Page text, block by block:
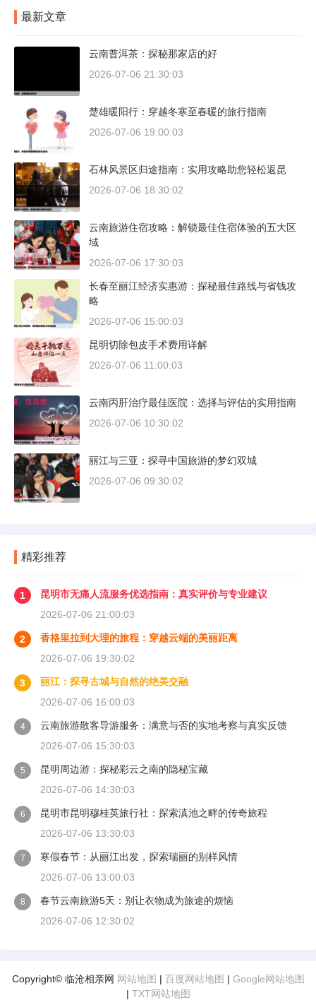
最新文章
云南普洱茶：探秘那家店的好
2026-07-06 21:30:03
楚雄暖阳行：穿越冬寒至春暖的旅行指南
2026-07-06 19:00:03
石林风景区归途指南：实用攻略助您轻松返昆
2026-07-06 18:30:02
云南旅游住宿攻略：解锁最佳住宿体验的五大区
域
2026-07-06 17:30:03
长春至丽江经济实惠游：探秘最佳路线与省钱攻
略
2026-07-06 15:00:03
昆明切除包皮手术费用详解
2026-07-06 11:00:03
云南丙肝治疗最佳医院：选择与评估的实用指南
2026-07-06 10:30:02
丽江与三亚：探寻中国旅游的梦幻双城
2026-07-06 09:30:02
精彩推荐
1
昆明市无痛人流服务优选指南：真实评价与专业建议
2026-07-06 21:00:03
2
香格里拉到大理的旅程：穿越云端的美丽距离
2026-07-06 19:30:02
3
丽江：探寻古城与自然的绝美交融
2026-07-06 16:00:03
4
云南旅游散客导游服务：满意与否的实地考察与真实反馈
2026-07-06 15:30:03
5
昆明周边游：探秘彩云之南的隐秘宝藏
2026-07-06 14:30:03
6
昆明市昆明穆桂英旅行社：探索滇池之畔的传奇旅程
2026-07-06 13:30:03
7
寒假春节：从丽江出发，探索瑞丽的别样风情
2026-07-06 13:00:03
8
春节云南旅游5天：别让衣物成为旅途的烦恼
2026-07-06 12:30:02
Copyright© 临沧相亲网 网站地图 | 百度网站地图 | Google网站地图
| TXT网站地图